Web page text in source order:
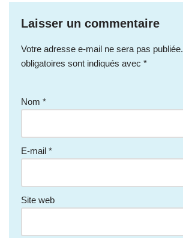
Laisser un commentaire
Votre adresse e-mail ne sera pas publiée.
obligatoires sont indiqués avec *
Nom *
E-mail *
Site web